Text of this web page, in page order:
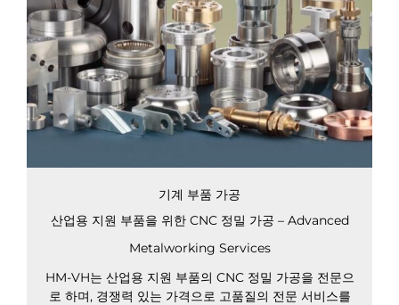
기계 부품 가공
산업용 지원 부품을 위한 CNC 정밀 가공 – Advanced
Metalworking Services
HM-VH는 산업용 지원 부품의 CNC 정밀 가공을 전문으
로 하며, 경쟁력 있는 가격으로 고품질의 전문 서비스를